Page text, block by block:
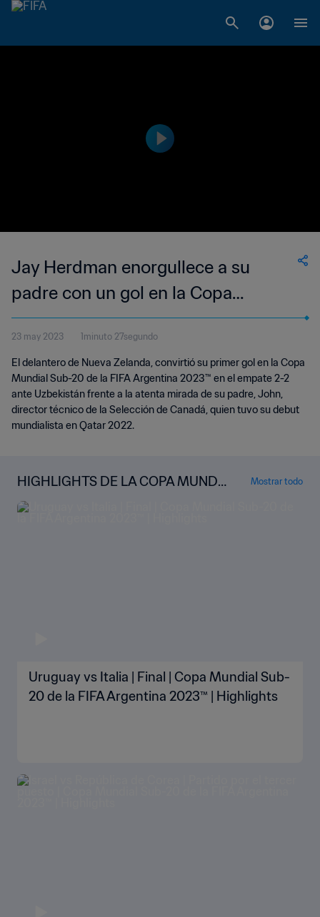
Jay Herdman enorgullece a su
padre con un gol en la Copa
Mundial Sub-20
23 may 2023 1minuto 27segundo
El delantero de Nueva Zelanda, convirtió su primer gol en la Copa
Mundial Sub-20 de la FIFA Argentina 2023™ en el empate 2-2
ante Uzbekistán frente a la atenta mirada de su padre, John,
director técnico de la Selección de Canadá, quien tuvo su debut
mundialista en Qatar 2022.
HIGHLIGHTS DE LA COPA MUNDI
AL SUB-20 DE LA FIFA ARGENTINA
2023™
Mostrar todo
Uruguay vs Italia | Final | Copa Mundial Sub-
20 de la FIFA Argentina 2023™ | Highlights